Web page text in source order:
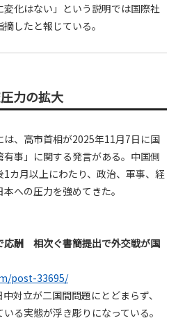
変化はない」という説明では国際社
したと報じている。
力の拡大
、高市首相が2025年11月7日に国
事」に関する発言がある。中国側
カ月以上にわたり、政治、軍事、経
への圧力を強めてきた。
応酬 相次ぐ書簡提出で外交戦が国
post-33695/
対立が二国間問題にとどまらず、
る実態が浮き彫りになっている。